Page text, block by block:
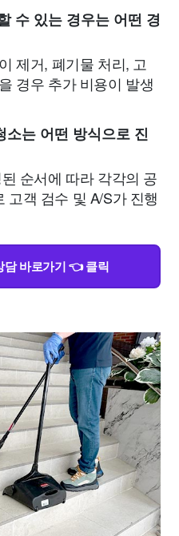
수 있는 경우는 어떤 경
제거, 폐기물 처리, 고
경우 추가 비용이 발생
소는 어떤 방식으로 진
순서에 따라 각각의 공
고객 검수 및 A/S가 진행
담 바로가기 👈 클릭